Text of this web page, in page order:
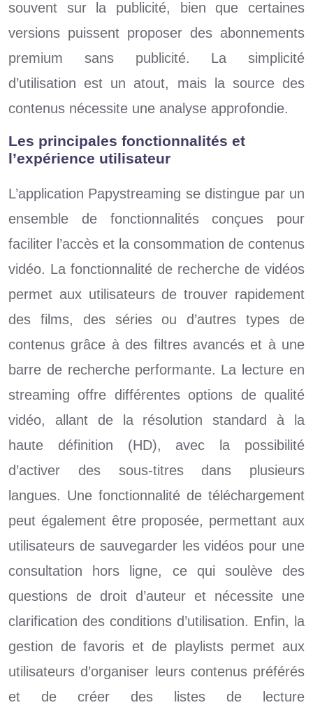
souvent sur la publicité, bien que certaines
versions puissent proposer des abonnements
premium sans publicité. La simplicité
d’utilisation est un atout, mais la source des
contenus nécessite une analyse approfondie.
Les principales fonctionnalités et
l’expérience utilisateur
L’application Papystreaming se distingue par un
ensemble de fonctionnalités conçues pour
faciliter l’accès et la consommation de contenus
vidéo. La fonctionnalité de recherche de vidéos
permet aux utilisateurs de trouver rapidement
des films, des séries ou d’autres types de
contenus grâce à des filtres avancés et à une
barre de recherche performante. La lecture en
streaming offre différentes options de qualité
vidéo, allant de la résolution standard à la
haute définition (HD), avec la possibilité
d’activer des sous-titres dans plusieurs
langues. Une fonctionnalité de téléchargement
peut également être proposée, permettant aux
utilisateurs de sauvegarder les vidéos pour une
consultation hors ligne, ce qui soulève des
questions de droit d’auteur et nécessite une
clarification des conditions d’utilisation. Enfin, la
gestion de favoris et de playlists permet aux
utilisateurs d’organiser leurs contenus préférés
et de créer des listes de lecture